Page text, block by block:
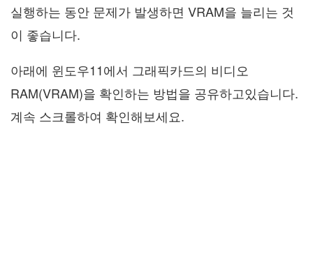
실행하는 동안 문제가 발생하면 VRAM을 늘리는 것
이 좋습니다.
아래에 윈도우11에서 그래픽카드의 비디오
RAM(VRAM)을 확인하는 방법을 공유하고있습니다.
계속 스크롤하여 확인해보세요.